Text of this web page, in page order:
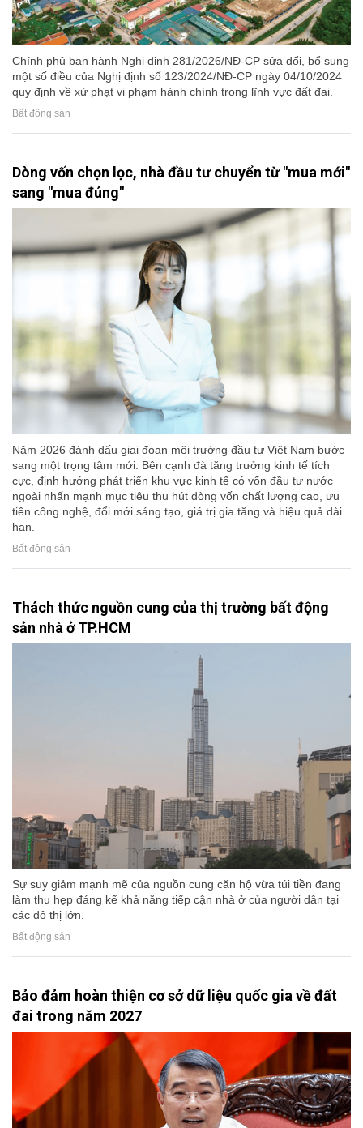
Chính phủ ban hành Nghị định 281/2026/NĐ-CP sửa đổi, bổ sung
một số điều của Nghị định số 123/2024/NĐ-CP ngày 04/10/2024
quy định về xử phạt vi phạm hành chính trong lĩnh vực đất đai.
Bất động sản
Dòng vốn chọn lọc, nhà đầu tư chuyển từ "mua mới"
sang "mua đúng"
Năm 2026 đánh dấu giai đoạn môi trường đầu tư Việt Nam bước
sang một trọng tâm mới. Bên cạnh đà tăng trưởng kinh tế tích
cực, định hướng phát triển khu vực kinh tế có vốn đầu tư nước
ngoài nhấn mạnh mục tiêu thu hút dòng vốn chất lượng cao, ưu
tiên công nghệ, đổi mới sáng tạo, giá trị gia tăng và hiệu quả dài
hạn.
Bất động sản
Thách thức nguồn cung của thị trường bất động
sản nhà ở TP.HCM
Sự suy giảm mạnh mẽ của nguồn cung căn hộ vừa túi tiền đang
làm thu hẹp đáng kể khả năng tiếp cận nhà ở của người dân tại
các đô thị lớn.
Bất động sản
Bảo đảm hoàn thiện cơ sở dữ liệu quốc gia về đất
đai trong năm 2027